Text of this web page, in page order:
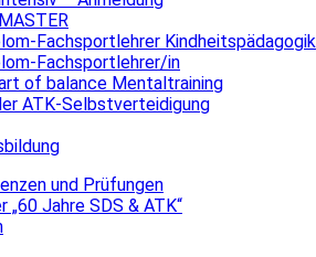
Fachsportlehrer Kindheitspädagogik
Fachsportlehrer/in
of balance Mentaltraining
ATK-Selbstverteidigung
und Prüfungen
„60 Jahre SDS & ATK“